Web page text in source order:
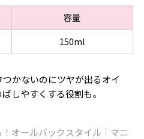
容量
150ml
かないのにツヤが出るオイ
しやすくする役割も。
オールバックスタイル｜マニ